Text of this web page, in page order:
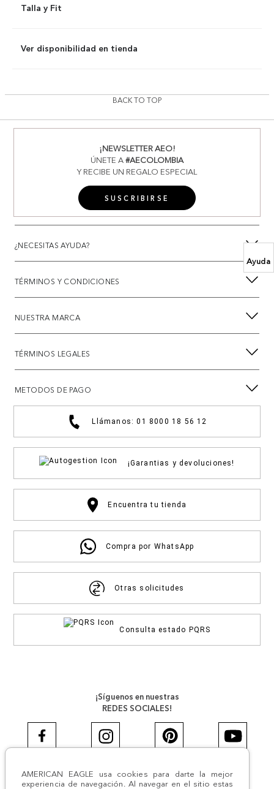
Ayuda
AMERICAN EAGLE usa cookies para darte la mejor
experiencia de navegación. Al navegar en el sitio estas
Talla y Fit
Ver disponibilidad en tienda
BACK TO TOP
¡NEWSLETTER AEO!
ÚNETE A#AECOLOMBIA
Y RECIBE UN REGALO ESPECIAL
SUSCRIBIRSE
¿NECESITAS AYUDA?
TÉRMINOS Y CONDICIONES
NUESTRA MARCA
TÉRMINOS LEGALES
METODOS DE PAGO
Llámanos: 01 8000 18 56 12
¡Garantias y devoluciones!
Encuentra tu tienda
Compra por WhatsApp
Otras solicitudes
Consulta estado PQRS
¡Síguenos en nuestras
REDES SOCIALES!
#AEJEANS #AerieREALCOL